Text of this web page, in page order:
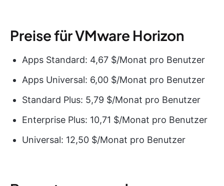
Preise für VMware Horizon
Apps Standard: 4,67 $/Monat pro Benutzer
Apps Universal: 6,00 $/Monat pro Benutzer
Standard Plus: 5,79 $/Monat pro Benutzer
Enterprise Plus: 10,71 $/Monat pro Benutzer
Universal: 12,50 $/Monat pro Benutzer